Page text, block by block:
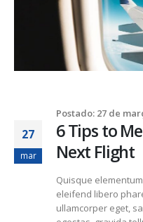
Postado: 27 de
27
mar
6 Tips to
Next Flight
Quisque
eleifend libero
ullamcorper eget,